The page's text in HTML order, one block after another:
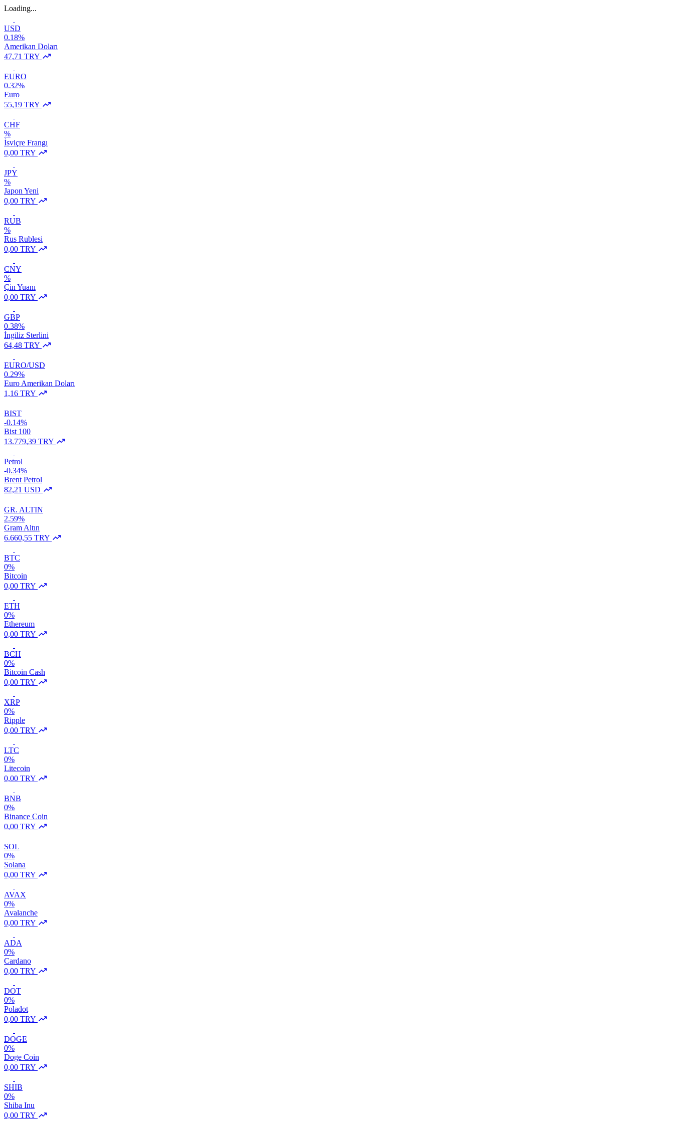
Loading...
USD
0.18%
Amerikan Doları
47,71 TRY
EURO
0.32%
Euro
55,19 TRY
CHF
%
İsviçre Frangı
0,00 TRY
JPY
%
Japon Yeni
0,00 TRY
RUB
%
Rus Rublesi
0,00 TRY
CNY
%
Çin Yuanı
0,00 TRY
GBP
0.38%
İngiliz Sterlini
64,48 TRY
EURO/USD
0.29%
Euro Amerikan Doları
1,16 TRY
BIST
-0.14%
Bist 100
13.779,39 TRY
Petrol
-0.34%
Brent Petrol
82,21 USD
GR. ALTIN
2.59%
Gram Altın
6.660,55 TRY
BTC
0%
Bitcoin
0,00 TRY
ETH
0%
Ethereum
0,00 TRY
BCH
0%
Bitcoin Cash
0,00 TRY
XRP
0%
Ripple
0,00 TRY
LTC
0%
Litecoin
0,00 TRY
BNB
0%
Binance Coin
0,00 TRY
SOL
0%
Solana
0,00 TRY
AVAX
0%
Avalanche
0,00 TRY
ADA
0%
Cardano
0,00 TRY
DOT
0%
Poladot
0,00 TRY
DOGE
0%
Doge Coin
0,00 TRY
SHIB
0%
Shiba Inu
0,00 TRY